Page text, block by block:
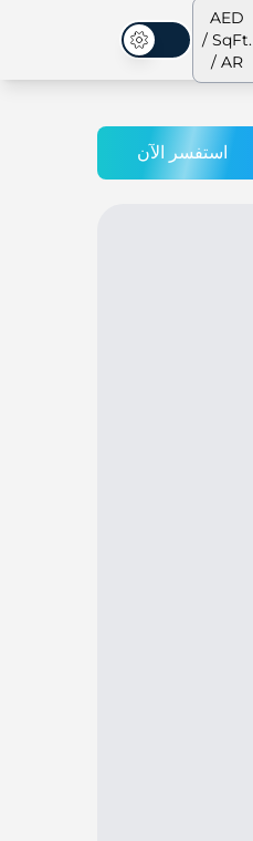
الوضع المظلم
AED
/ SqFt.
/ AR
استفسر الآن